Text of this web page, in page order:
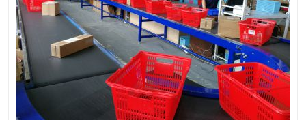
仓储 上海电商代发货仓库
上海托管仓库